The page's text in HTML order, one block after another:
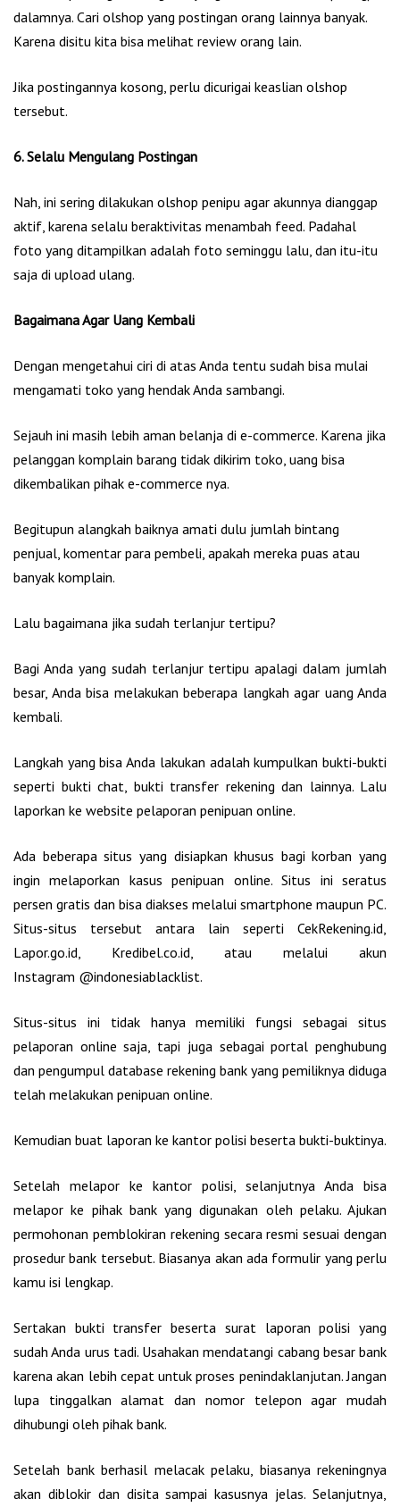
dalamnya. Cari olshop yang postingan orang lainnya banyak.
Karena disitu kita bisa melihat review orang lain.
Jika postingannya kosong, perlu dicurigai keaslian olshop
tersebut.
6. Selalu Mengulang Postingan
Nah, ini sering dilakukan olshop penipu agar akunnya dianggap
aktif, karena selalu beraktivitas menambah feed. Padahal
foto yang ditampilkan adalah foto seminggu lalu, dan itu-itu
saja di upload ulang.
Bagaimana Agar Uang Kembali
Dengan mengetahui ciri di atas Anda tentu sudah bisa mulai
mengamati toko yang hendak Anda sambangi.
Sejauh ini masih lebih aman belanja di e-commerce. Karena jika
pelanggan komplain barang tidak dikirim toko, uang bisa
dikembalikan pihak e-commerce nya.
Begitupun alangkah baiknya amati dulu jumlah bintang
penjual, komentar para pembeli, apakah mereka puas atau
banyak komplain.
Lalu bagaimana jika sudah terlanjur tertipu?
Bagi Anda yang sudah terlanjur tertipu apalagi dalam jumlah
besar, Anda bisa melakukan beberapa langkah agar uang Anda
kembali.
Langkah yang bisa Anda lakukan adalah kumpulkan bukti-bukti
seperti bukti chat, bukti transfer rekening dan lainnya. Lalu
laporkan ke website pelaporan penipuan online.
Ada beberapa situs yang disiapkan khusus bagi korban yang
ingin melaporkan kasus penipuan online. Situs ini seratus
persen gratis dan bisa diakses melalui smartphone maupun PC.
Situs-situs tersebut antara lain seperti CekRekening.id,
Lapor.go.id, Kredibel.co.id, atau melalui akun
Instagram @indonesiablacklist.
Situs-situs ini tidak hanya memiliki fungsi sebagai situs
pelaporan online saja, tapi juga sebagai portal penghubung
dan pengumpul database rekening bank yang pemiliknya diduga
telah melakukan penipuan online.
Kemudian buat laporan ke kantor polisi beserta bukti-buktinya.
Setelah melapor ke kantor polisi, selanjutnya Anda bisa
melapor ke pihak bank yang digunakan oleh pelaku. Ajukan
permohonan pemblokiran rekening secara resmi sesuai dengan
prosedur bank tersebut. Biasanya akan ada formulir yang perlu
kamu isi lengkap.
Sertakan bukti transfer beserta surat laporan polisi yang
sudah Anda urus tadi. Usahakan mendatangi cabang besar bank
karena akan lebih cepat untuk proses penindaklanjutan. Jangan
lupa tinggalkan alamat dan nomor telepon agar mudah
dihubungi oleh pihak bank.
Setelah bank berhasil melacak pelaku, biasanya rekeningnya
akan diblokir dan disita sampai kasusnya jelas. Selanjutnya,